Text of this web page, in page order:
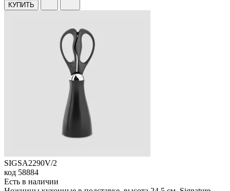
КУПИТЬ
SIGSA2290V/2
код 58884
Есть в наличии